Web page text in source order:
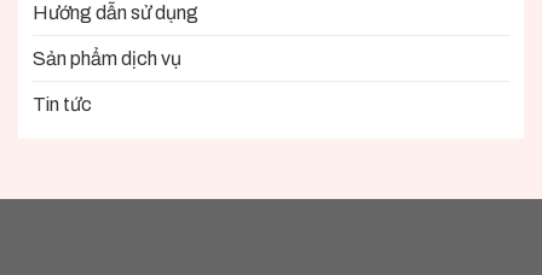
Hướng dẫn sử dụng
Sản phẩm dịch vụ
Tin tức